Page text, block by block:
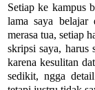
Setiap ke kampus
lama saya belajar
merasa tua, setiap
skripsi saya, harus
karena kesulitan
sedikit, ngga